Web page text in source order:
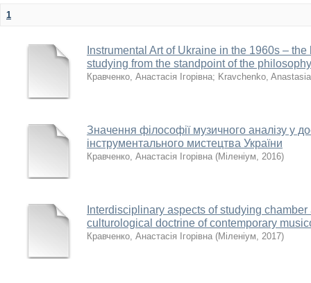
1
Instrumental Art of Ukraine in the 1960s –
studying from the standpoint of the
Кравченко, Анастасія Ігорівна; Kravchenko, Anastasia
Значення філософії музичного аналізу у
інструментального мистецтва України
Кравченко, Анастасія Ігорівна (Міленіум, 2016)
Interdisciplinary aspects of studying
culturological doctrine of contemporary
Кравченко, Анастасія Ігорівна (Міленіум, 2017)